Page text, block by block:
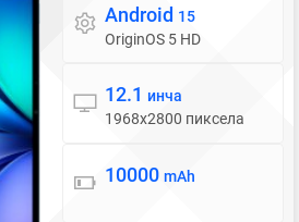
Оперативни систем
Android 15
OriginOS 5 HD
Екран
12.1 инча
1968x2800 пиксела
Батерија
10000 mAh